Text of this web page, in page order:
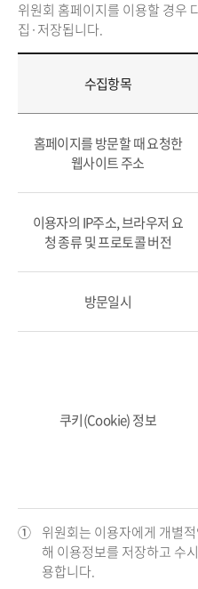
위원회 홈페이지를 이용할 경우
집·저장됩니다.
수집항목
홈페이지를 방문할 때 요청한
웹사이트 주소
이용자의 IP주소, 브라우저 요
청 종류 및 프로토콜 버전
방문일시
쿠키(Cookie) 정보
① 위원회는 이용자에게 개별
해 이용정보를 저장하고 수
용합니다.